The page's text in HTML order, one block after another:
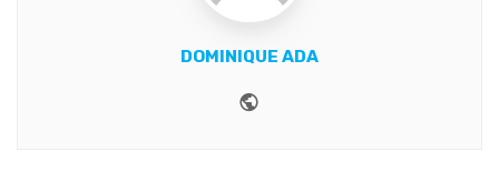
DOMINIQUE ADA